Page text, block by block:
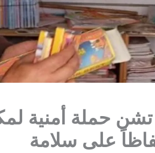
حملة أمنية
على سلامة